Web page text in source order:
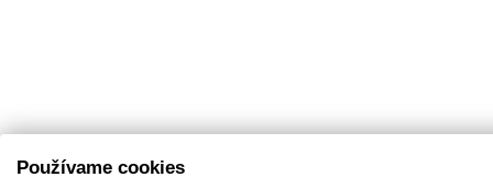
Používame cookies